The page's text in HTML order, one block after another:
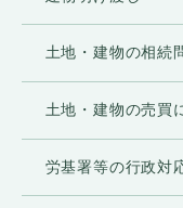
合は除くもの
●法令に基づ
●人の生命、
必要がある場
得ることが困
土地・建物の相続
土地・建物の売買
労基署等の行政対